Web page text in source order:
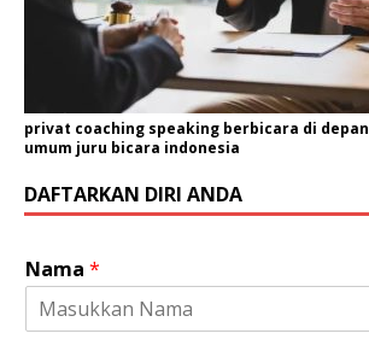
privat coaching speaking berbicara di depan
umum juru bicara indonesia
DAFTARKAN DIRI ANDA
*
*
e
Nama *